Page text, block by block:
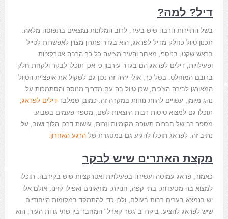
דיל? למה?
בשל התיירות הרבה שיש בעיר, לרוב המלונות נמצאים בתפוסה מלאה.
תכנון טיול כחלק מדיל לפראג, הוא בגדר פתרון מצוין לאפשרות לטייל
בראש שקט. בנוסף, מאחר והעיר מציעה כל כך הרבה אטרקציות
ופעילויות, דילים לפראג הם בגדר עירבון כי אכן תוכלו לבקר ולקחת חלק
ברובם המוחלט. בשל כך, אולי יהיה זה נכון גם לשקול את אופציית הטיול
המאורגן לבירה הצ'כית, שכן טיול בה עם מדריך מנוסה והסתמכות על
נהג מיומן, עשויים להוות נוחות במקרה זה. כמובן שמלבד דילים לפראג,
תוכלו גם למצוא טיסות רבות היוצאות לשם, מספר פעמים בשבוע.
מספר רב של חברות תעופה מקומיות וזרות, עושות דרכן הלוך ושוב, על
נתיב זה. לפראג תוכלו להגיע גם במסגרת של הרגע האחרון.
מקצת האתרים שיש לבקר
כאמור, פראג עמוסה ועשירה בפעילויות ואטרקציות שיש בקירבה. תוכלו
למצוא בה מסעדות, בתי קפה, חנויות, מוזיאונים ואפילו קזינו. אולם אלו
יש בנמצא בערים רבות בעולם, ולכן כדי להתמקד במקומות הייחודיים
שיש לפראג להציע. ביקרו ב"גשר קארל" המחבר בין שתי גדות העיר, הוא